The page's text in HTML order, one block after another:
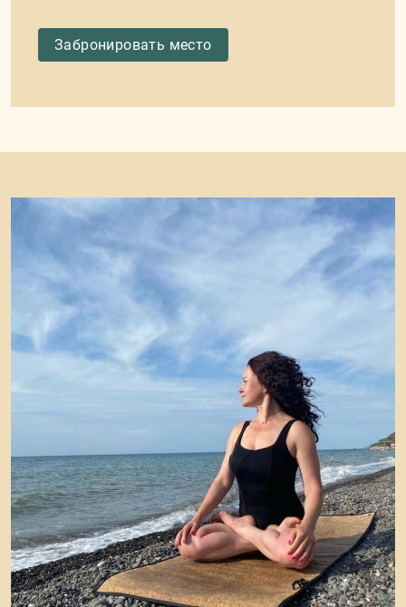
Забронировать место